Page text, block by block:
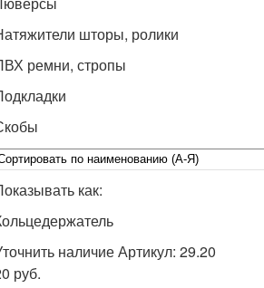
шторы, ролики
ремни, стропы
как:
наличие Артикул: 29.20
руб.